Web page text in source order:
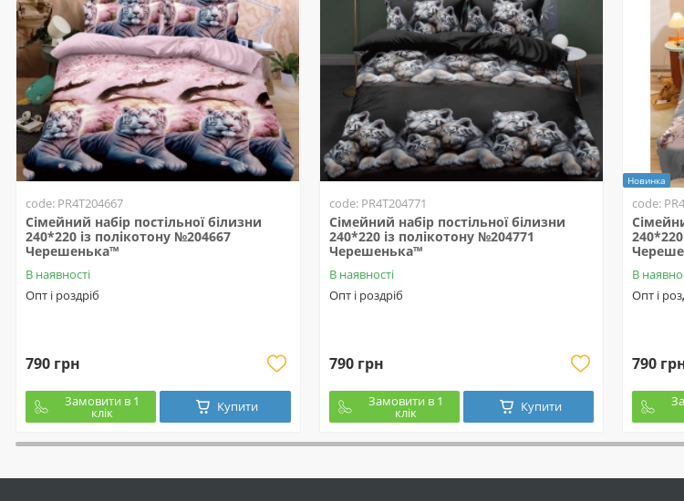
code: PR4T204667
Сімейний набір постільної білизни
240*220 із полікотону №204667
Черешенька™
В наявності
Опт і роздріб
790 грн
Замовити в 1
клік Купити
code: PR4T204771
Сімейний набір постільної білизни
240*220 із полікотону №204771
Черешенька™
В наявності
Опт і роздріб
790 грн
Замовити в 1
клік Купити
Новинка
code:
В
Опт і
790